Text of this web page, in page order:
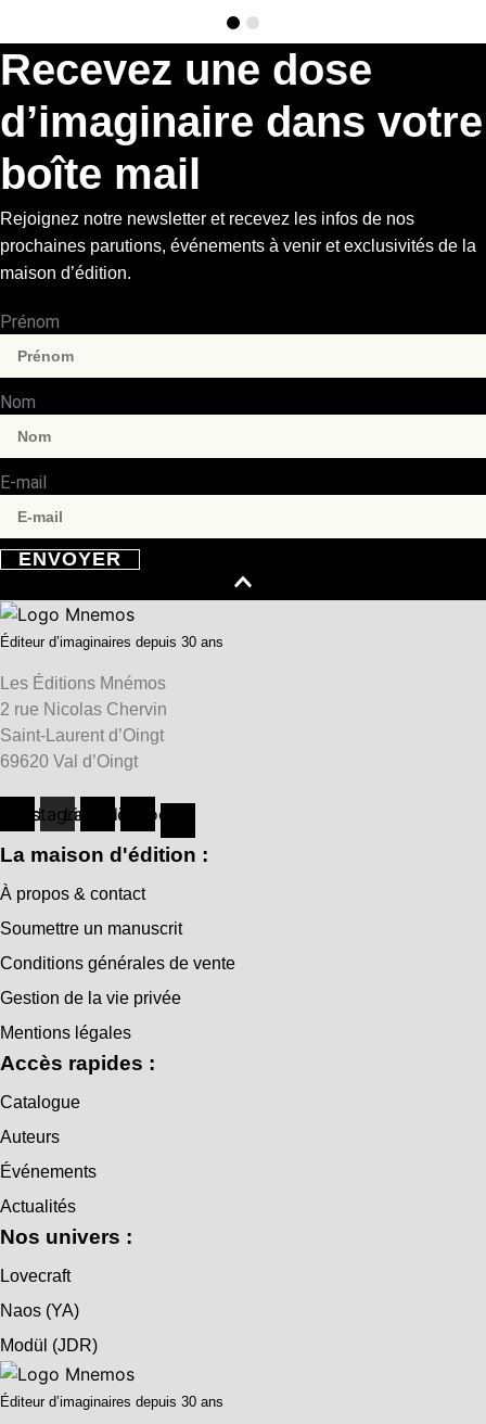
Recevez une dose
d’imaginaire dans votre
boîte mail
Rejoignez notre newsletter et recevez les infos de nos
prochaines parutions, événements à venir et exclusivités de la
maison d’édition.
Prénom
Nom
E-mail
ENVOYER
Éditeur d’imaginaires depuis 30 ans
Les Éditions Mnémos
2 rue Nicolas Chervin
Saint-Laurent d’Oingt
69620 Val d’Oingt
InstagramLinkedinFacebook
La maison d'édition :
À propos & contact
Soumettre un manuscrit
Conditions générales de vente
Gestion de la vie privée
Mentions légales
Accès rapides :
Catalogue
Auteurs
Événements
Actualités
Nos univers :
Lovecraft
Naos (YA)
Modül (JDR)
Éditeur d’imaginaires depuis 30 ans